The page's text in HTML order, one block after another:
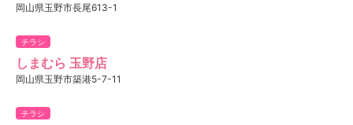
岡山県玉野市長尾613-1
チラシ
しまむら 玉野店
岡山県玉野市築港5-7-11
チラシ